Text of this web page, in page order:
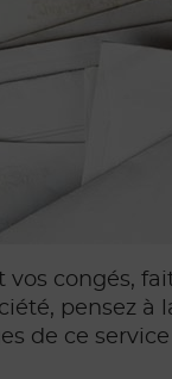
vos congés,
pensez à
de ce